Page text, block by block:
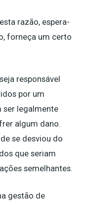
razão, espera-
forneça um certo
responsável
por um
ser legalmente
algum dano.
se desviou do
que seriam
semelhantes.
gestão de